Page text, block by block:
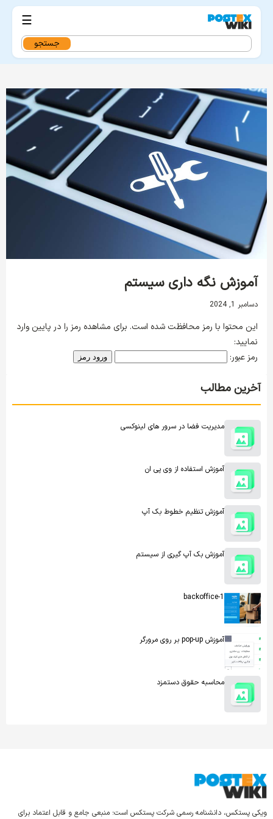
☰
جستجو
برای:
آموزش نگه داری سیستم
دسامبر 1, 2024
این محتوا با رمز محافظت شده است. برای مشاهده رمز را در پایین وارد
نمایید:
رمز عبور:
آخرین مطالب
مدیریت فضا در سرور های لینوکسی
آموزش استفاده از وی پی ان
آموزش تنظیم خطوط بک آپ
آموزش بک آپ گیری از سیستم
backoffice-1
آموزش pop-up بر روی مرورگر
محاسبه حقوق دستمزد
ویکی پستکس، دانشنامه رسمی شرکت پستکس است؛ منبعی جامع و قابل اعتماد برای